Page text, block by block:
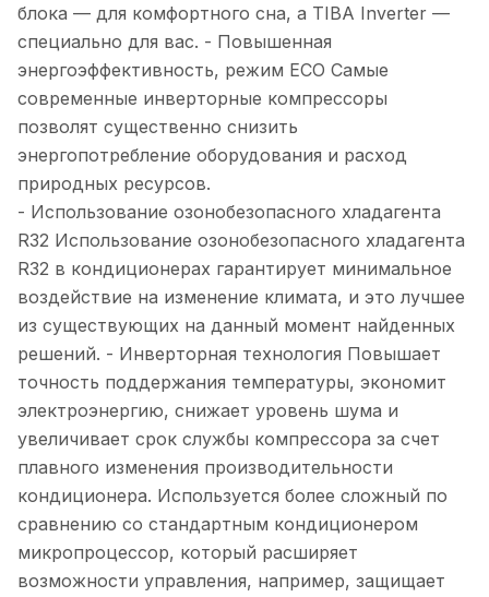
блока — для комфортного сна, а TIBA Inverter —
специально для вас. - Повышенная
энергоэффективность, режим ECO Самые
современные инверторные компрессоры
позволят существенно снизить
энергопотребление оборудования и расход
природных ресурсов.
- Использование озонобезопасного хладагента
R32 Использование озонобезопасного хладагента
R32 в кондиционерах гарантирует минимальное
воздействие на изменение климата, и это лучшее
из существующих на данный момент найденных
решений. - Инверторная технология Повышает
точность поддержания температуры, экономит
электроэнергию, снижает уровень шума и
увеличивает срок службы компрессора за счет
плавного изменения производительности
кондиционера. Используется более сложный по
сравнению со стандартным кондиционером
микропроцессор, который расширяет
возможности управления, например, защищает